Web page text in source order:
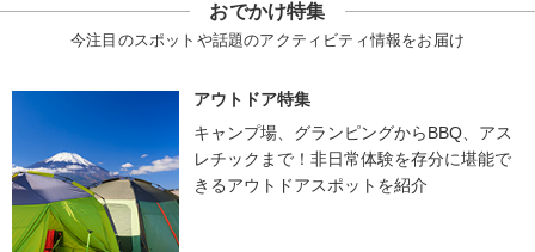
おでかけ特集
今注目のスポットや話題のアクティビティ情報をお届け
アウトドア特集
キャンプ場、グランピングからBBQ、アス
レチックまで！非日常体験を存分に堪能で
きるアウトドアスポットを紹介